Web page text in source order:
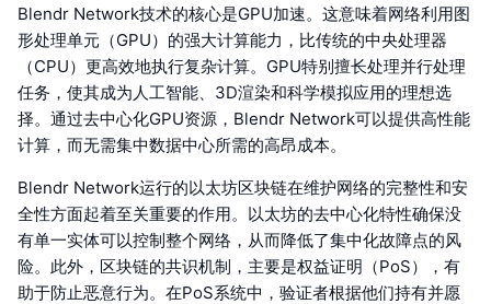
Blendr Network技术的核心是GPU加速。这意味着网络利用图
形处理单元（GPU）的强大计算能力，比传统的中央处理器
（CPU）更高效地执行复杂计算。GPU特别擅长处理并行处理
任务，使其成为人工智能、3D渲染和科学模拟应用的理想选
择。通过去中心化GPU资源，Blendr Network可以提供高性能
计算，而无需集中数据中心所需的高昂成本。
Blendr Network运行的以太坊区块链在维护网络的完整性和安
全性方面起着至关重要的作用。以太坊的去中心化特性确保没
有单一实体可以控制整个网络，从而降低了集中化故障点的风
险。此外，区块链的共识机制，主要是权益证明（PoS），有
助于防止恶意行为。在PoS系统中，验证者根据他们持有并愿